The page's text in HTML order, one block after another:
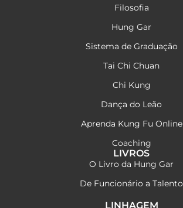
Filosofia
Hung Gar
Sistema de Graduação
Tai Chi Chuan
Chi Kung
Dança do Leão
Aprenda Kung Fu Online
Coaching
LIVROS
O Livro da Hung Gar
De Funcionário a Talento
LINHAGEM